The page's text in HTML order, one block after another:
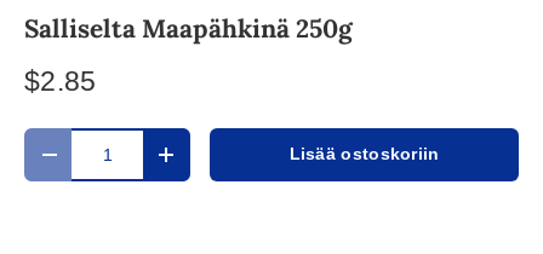
Salliselta Maapähkinä 250g
$2.85
Määrä
Translation missing: fi.cart.items.decrease_quantity
Translation missing:Lisää ostoskoriin